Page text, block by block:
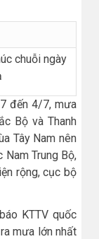
chuỗi ngày
đến 4/7, mưa
Bộ và Thanh
Tây Nam nên
Trung Bộ,
rộng, cục bộ
KTTV quốc
mưa lớn nhất